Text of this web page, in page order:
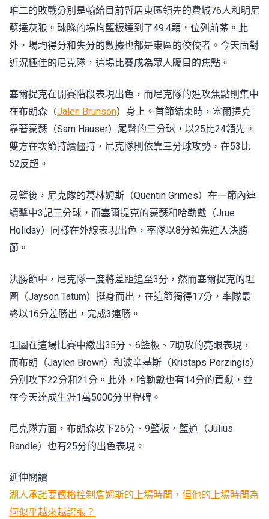
唯二的敗戰分別是輸給目前暫居東區領先的費城76人和明尼
蘇達灰狼。球隊的場均籃板達到了49.4顆，位列前茅。此
外，場均得分和失分的數據也都是東區的佼佼者。今天面對
近況極佳的尼克隊，這場比賽成為眾人矚目的焦點。
塞爾提克在開賽階段表現出色，而尼克隊的進攻焦點則集中
在布朗森（Jalen Brunson）身上。首節結束時，塞爾提克
靠著豪瑟（Sam Hauser）尾聲的三分球，以25比24領先。
雙方在次節持續僵持，尼克隊則依靠三分球攻勢，在53比
52反超。
易籃後，尼克隊的葛林姆斯（Quentin Grimes）在一節內連
續擊中3記三分球，而塞爾提克的豪瑟和哈勒戴（Jrue
Holiday）同樣在外線表現出色，率隊以8分領先進入決勝
節。
決勝節中，尼克隊一度將差距追至3分，然而塞爾提克的坦
圖（Jayson Tatum）挺身而出，在這節獨得17分，率隊最
終以16分差勝出，完成3連勝。
坦圖在這場比賽中繳出35分、6籃板、7助攻的亮眼表現，
而布朗（Jaylen Brown）和波辛基斯（Kristaps Porzingis）
分別攻下22分和21分。此外，哈勒戴也有14分的貢獻，並
在今天達成生涯1萬5000分里程碑。
尼克隊方面，布朗森攻下26分、9籃板，藍道（Julius
Randle）也有25分的出色表現。
延伸閱讀
湖人承諾要嚴格控制詹姆斯的上場時間，但他的上場時間為
何似乎越來越誇張？